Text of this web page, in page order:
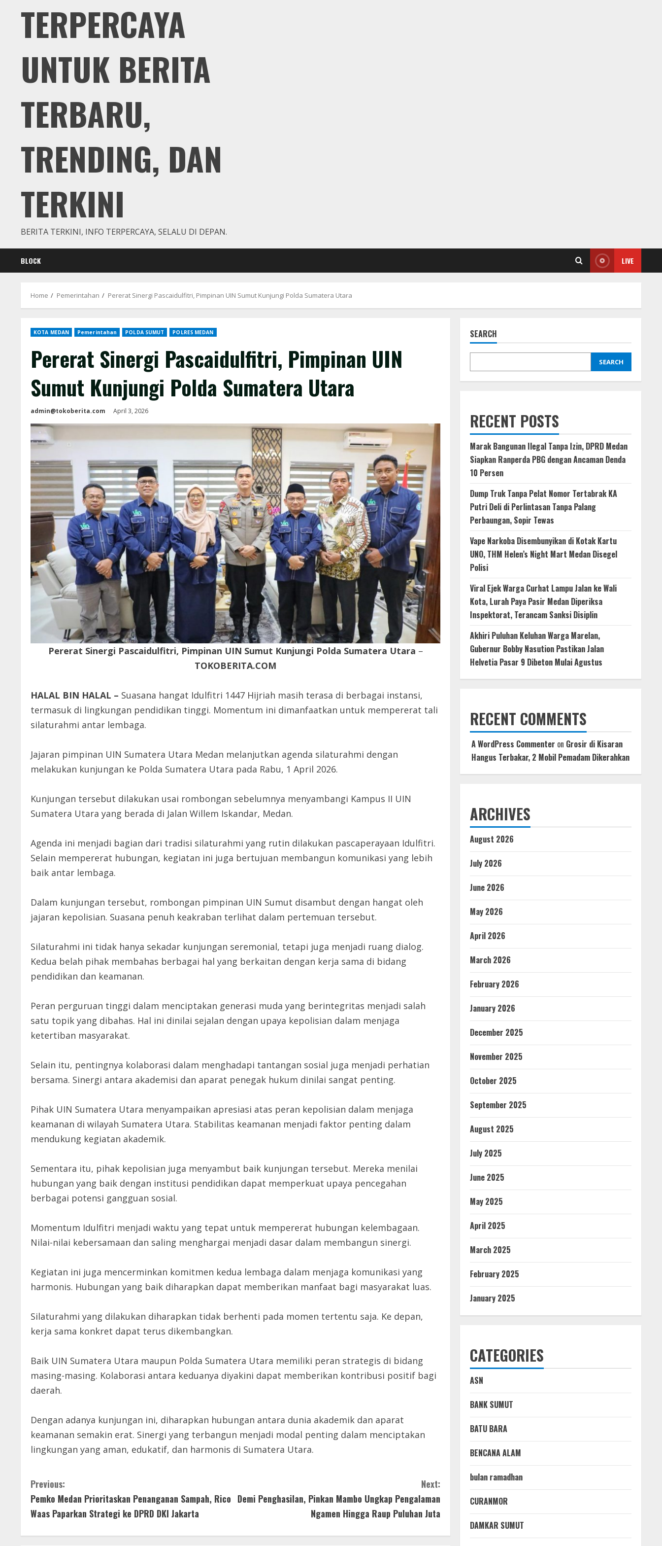
TERPERCAYA
UNTUK BERITA
TERBARU,
TRENDING, DAN
TERKINI
BERITA TERKINI, INFO TERPERCAYA, SELALU DI DEPAN.
BLOCK LIVE
Home Pemerintahan Pererat Sinergi Pascaidulfitri, Pimpinan UIN Sumut Kunjungi Polda Sumatera Utara
KOTA MEDAN Pemerintahan POLDA SUMUT POLRES MEDAN
Pererat Sinergi Pascaidulfitri, Pimpinan UIN
Sumut Kunjungi Polda Sumatera Utara
admin@tokoberita.com April 3, 2026
Pererat Sinergi Pascaidulfitri, Pimpinan UIN Sumut Kunjungi Polda Sumatera Utara –
TOKOBERITA.COM
HALAL BIN HALAL – Suasana hangat Idulfitri 1447 Hijriah masih terasa di berbagai instansi,
termasuk di lingkungan pendidikan tinggi. Momentum ini dimanfaatkan untuk mempererat tali
silaturahmi antar lembaga.
Jajaran pimpinan UIN Sumatera Utara Medan melanjutkan agenda silaturahmi dengan
melakukan kunjungan ke Polda Sumatera Utara pada Rabu, 1 April 2026.
Kunjungan tersebut dilakukan usai rombongan sebelumnya menyambangi Kampus II UIN
Sumatera Utara yang berada di Jalan Willem Iskandar, Medan.
Agenda ini menjadi bagian dari tradisi silaturahmi yang rutin dilakukan pascaperayaan Idulfitri.
Selain mempererat hubungan, kegiatan ini juga bertujuan membangun komunikasi yang lebih
baik antar lembaga.
Dalam kunjungan tersebut, rombongan pimpinan UIN Sumut disambut dengan hangat oleh
jajaran kepolisian. Suasana penuh keakraban terlihat dalam pertemuan tersebut.
Silaturahmi ini tidak hanya sekadar kunjungan seremonial, tetapi juga menjadi ruang dialog.
Kedua belah pihak membahas berbagai hal yang berkaitan dengan kerja sama di bidang
pendidikan dan keamanan.
Peran perguruan tinggi dalam menciptakan generasi muda yang berintegritas menjadi salah
satu topik yang dibahas. Hal ini dinilai sejalan dengan upaya kepolisian dalam menjaga
ketertiban masyarakat.
Selain itu, pentingnya kolaborasi dalam menghadapi tantangan sosial juga menjadi perhatian
bersama. Sinergi antara akademisi dan aparat penegak hukum dinilai sangat penting.
Pihak UIN Sumatera Utara menyampaikan apresiasi atas peran kepolisian dalam menjaga
keamanan di wilayah Sumatera Utara. Stabilitas keamanan menjadi faktor penting dalam
mendukung kegiatan akademik.
Sementara itu, pihak kepolisian juga menyambut baik kunjungan tersebut. Mereka menilai
hubungan yang baik dengan institusi pendidikan dapat memperkuat upaya pencegahan
berbagai potensi gangguan sosial.
Momentum Idulfitri menjadi waktu yang tepat untuk mempererat hubungan kelembagaan.
Nilai-nilai kebersamaan dan saling menghargai menjadi dasar dalam membangun sinergi.
Kegiatan ini juga mencerminkan komitmen kedua lembaga dalam menjaga komunikasi yang
harmonis. Hubungan yang baik diharapkan dapat memberikan manfaat bagi masyarakat luas.
Silaturahmi yang dilakukan diharapkan tidak berhenti pada momen tertentu saja. Ke depan,
kerja sama konkret dapat terus dikembangkan.
Baik UIN Sumatera Utara maupun Polda Sumatera Utara memiliki peran strategis di bidang
masing-masing. Kolaborasi antara keduanya diyakini dapat memberikan kontribusi positif bagi
daerah.
Dengan adanya kunjungan ini, diharapkan hubungan antara dunia akademik dan aparat
keamanan semakin erat. Sinergi yang terbangun menjadi modal penting dalam menciptakan
lingkungan yang aman, edukatif, dan harmonis di Sumatera Utara.
C
o
Previous:
Pemko Medan Prioritaskan Penanganan Sampah, Rico
Waas Paparkan Strategi ke DPRD DKI Jakarta
Next:
Demi Penghasilan, Pinkan Mambo Ungkap Pengalaman
Ngamen Hingga Raup Puluhan Juta
SEARCH
SEARCH
RECENT POSTS
Marak Bangunan Ilegal Tanpa Izin, DPRD Medan
Siapkan Ranperda PBG dengan Ancaman Denda
10 Persen
Dump Truk Tanpa Pelat Nomor Tertabrak KA
Putri Deli di Perlintasan Tanpa Palang
Perbaungan, Sopir Tewas
Vape Narkoba Disembunyikan di Kotak Kartu
UNO, THM Helen’s Night Mart Medan Disegel
Polisi
Viral Ejek Warga Curhat Lampu Jalan ke Wali
Kota, Lurah Paya Pasir Medan Diperiksa
Inspektorat, Terancam Sanksi Disiplin
Akhiri Puluhan Keluhan Warga Marelan,
Gubernur Bobby Nasution Pastikan Jalan
Helvetia Pasar 9 Dibeton Mulai Agustus
RECENT COMMENTS
A WordPress Commenter on Grosir di Kisaran
Hangus Terbakar, 2 Mobil Pemadam Dikerahkan
ARCHIVES
August 2026
July 2026
June 2026
May 2026
April 2026
March 2026
February 2026
January 2026
December 2025
November 2025
October 2025
September 2025
August 2025
July 2025
June 2025
May 2025
April 2025
March 2025
February 2025
January 2025
CATEGORIES
ASN
BANK SUMUT
BATU BARA
BENCANA ALAM
bulan ramadhan
CURANMOR
DAMKAR SUMUT